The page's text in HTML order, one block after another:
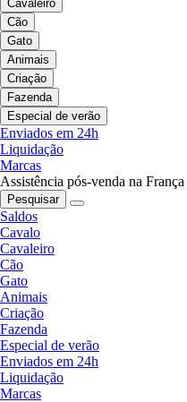
Cavaleiro
Cão
Gato
Animais
Criação
Fazenda
Especial de verão
Enviados em 24h
Liquidação
Marcas
Assistência pós-venda na França
Pesquisar
Saldos
Cavalo
Cavaleiro
Cão
Gato
Animais
Criação
Fazenda
Especial de verão
Enviados em 24h
Liquidação
Marcas